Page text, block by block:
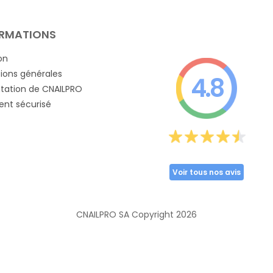
générales
de CNAILPRO
sécurisé
4.8
Voir tous nos avis
CNAILPRO SA Copyright 2026